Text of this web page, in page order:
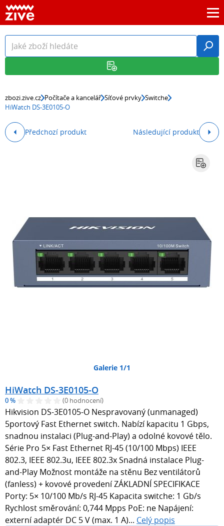
zbozi.zive.cz Počítače a kancelář Síťové prvky Switche
HiWatch DS-3E0105-O
Předchozí produkt Následující produkt
Galerie 1/1
HiWatch DS-3E0105-O
0 % (0 hodnocení)
Hikvision DS-3E0105-O Nespravovaný (unmanaged)
5portový Fast Ethernet switch. Nabízí kapacitu 1 Gbps,
snadnou instalaci (Plug-and-Play) a odolné kovové tělo.
Série Pro 5× Fast Ethernet RJ-45 (10/100 Mbps) IEEE
802.3, IEEE 802.3u, IEEE 802.3x Snadná instalace Plug-
and-Play Možnost montáže na stěnu Bez ventilátorů
(fanless) + kovové provedení ZÁKLADNÍ SPECIFIKACE
Porty: 5× 10/100 Mb/s RJ-45 Kapacita switche: 1 Gb/s
Rychlost směrování: 0,744 Mpps PoE: ne Napájení:
externí adaptér DC 5 V (max. 1 A)... Celý popis